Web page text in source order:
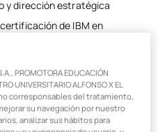
y dirección estratégica
de IBM en
emergentes y su
con empresas
comunicación y
PROMOTORA EDUCACIÓN
UNIVERSITARIO ALFONSO X EL
corresponsables del tratamiento,
su navegación por nuestro
analizar sus hábitos para